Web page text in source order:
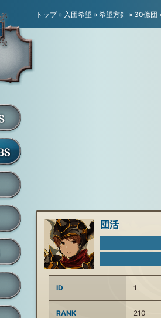
トップ» 入団希望 » 希望方針 » 30億団
団活
ID 1
RANK 210